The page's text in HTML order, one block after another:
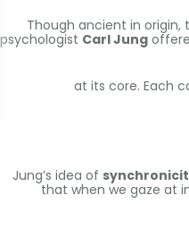
Though ancient in origin,
psychologist Carl Jung
at its core. Each
Jung’s idea of
that when we gaze at